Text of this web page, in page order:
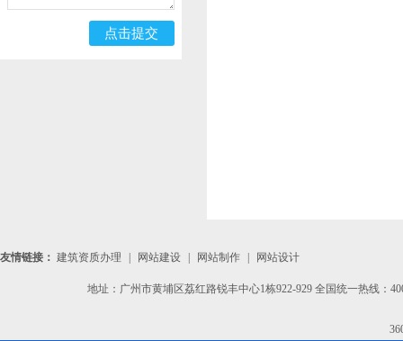
友情链接： 建筑资质办理 网站建设 网站制作 网站设计
地址：广州市黄埔区荔红路锐丰中心1栋922-929 全国统一热线：